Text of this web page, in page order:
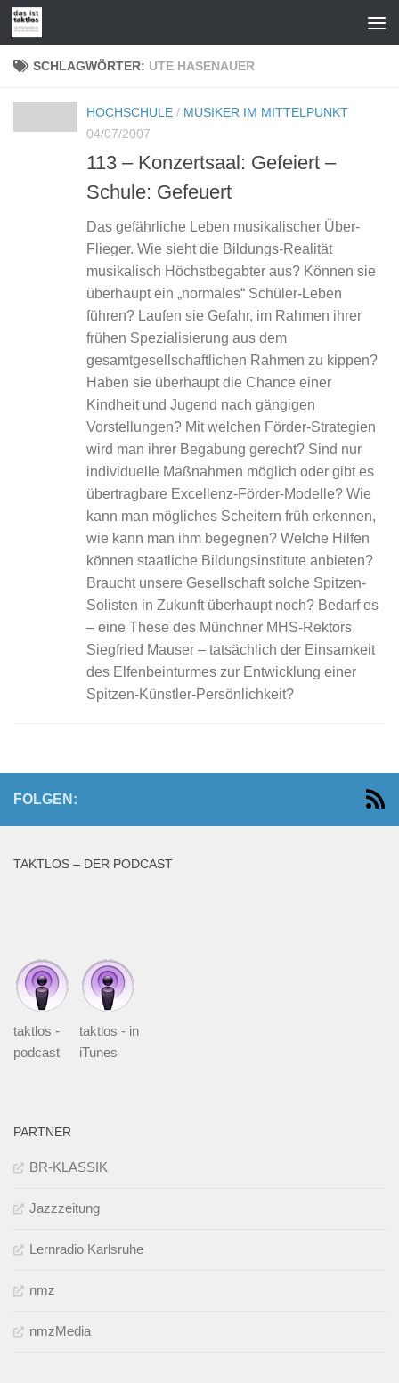
Zum Inhalt springen
SCHLAGWÖRTER: UTE HASENAUER
HOCHSCHULE / MUSIKER IM MITTELPUNKT
04/07/2007
113 – Konzertsaal: Gefeiert –
Schule: Gefeuert
Das gefährliche Leben musikalischer Über-
Flieger. Wie sieht die Bildungs-Realität
musikalisch Höchstbegabter aus? Können sie
überhaupt ein „normales“ Schüler-Leben
führen? Laufen sie Gefahr, im Rahmen ihrer
frühen Spezialisierung aus dem
gesamtgesellschaftlichen Rahmen zu kippen?
Haben sie überhaupt die Chance einer
Kindheit und Jugend nach gängigen
Vorstellungen? Mit welchen Förder-Strategien
wird man ihrer Begabung gerecht? Sind nur
individuelle Maßnahmen möglich oder gibt es
übertragbare Excellenz-Förder-Modelle? Wie
kann man mögliches Scheitern früh erkennen,
wie kann man ihm begegnen? Welche Hilfen
können staatliche Bildungsinstitute anbieten?
Braucht unsere Gesellschaft solche Spitzen-
Solisten in Zukunft überhaupt noch? Bedarf es
– eine These des Münchner MHS-Rektors
Siegfried Mauser – tatsächlich der Einsamkeit
des Elfenbeinturmes zur Entwicklung einer
Spitzen-Künstler-Persönlichkeit?
FOLGEN:
TAKTLOS – DER PODCAST
taktlos -
podcast
taktlos - in
iTunes
PARTNER
BR-KLASSIK
Jazzzeitung
Lernradio Karlsruhe
nmz
nmzMedia